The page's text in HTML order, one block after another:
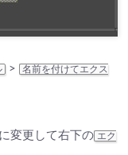
> 名前を付けてエクス
変更して右下の エク